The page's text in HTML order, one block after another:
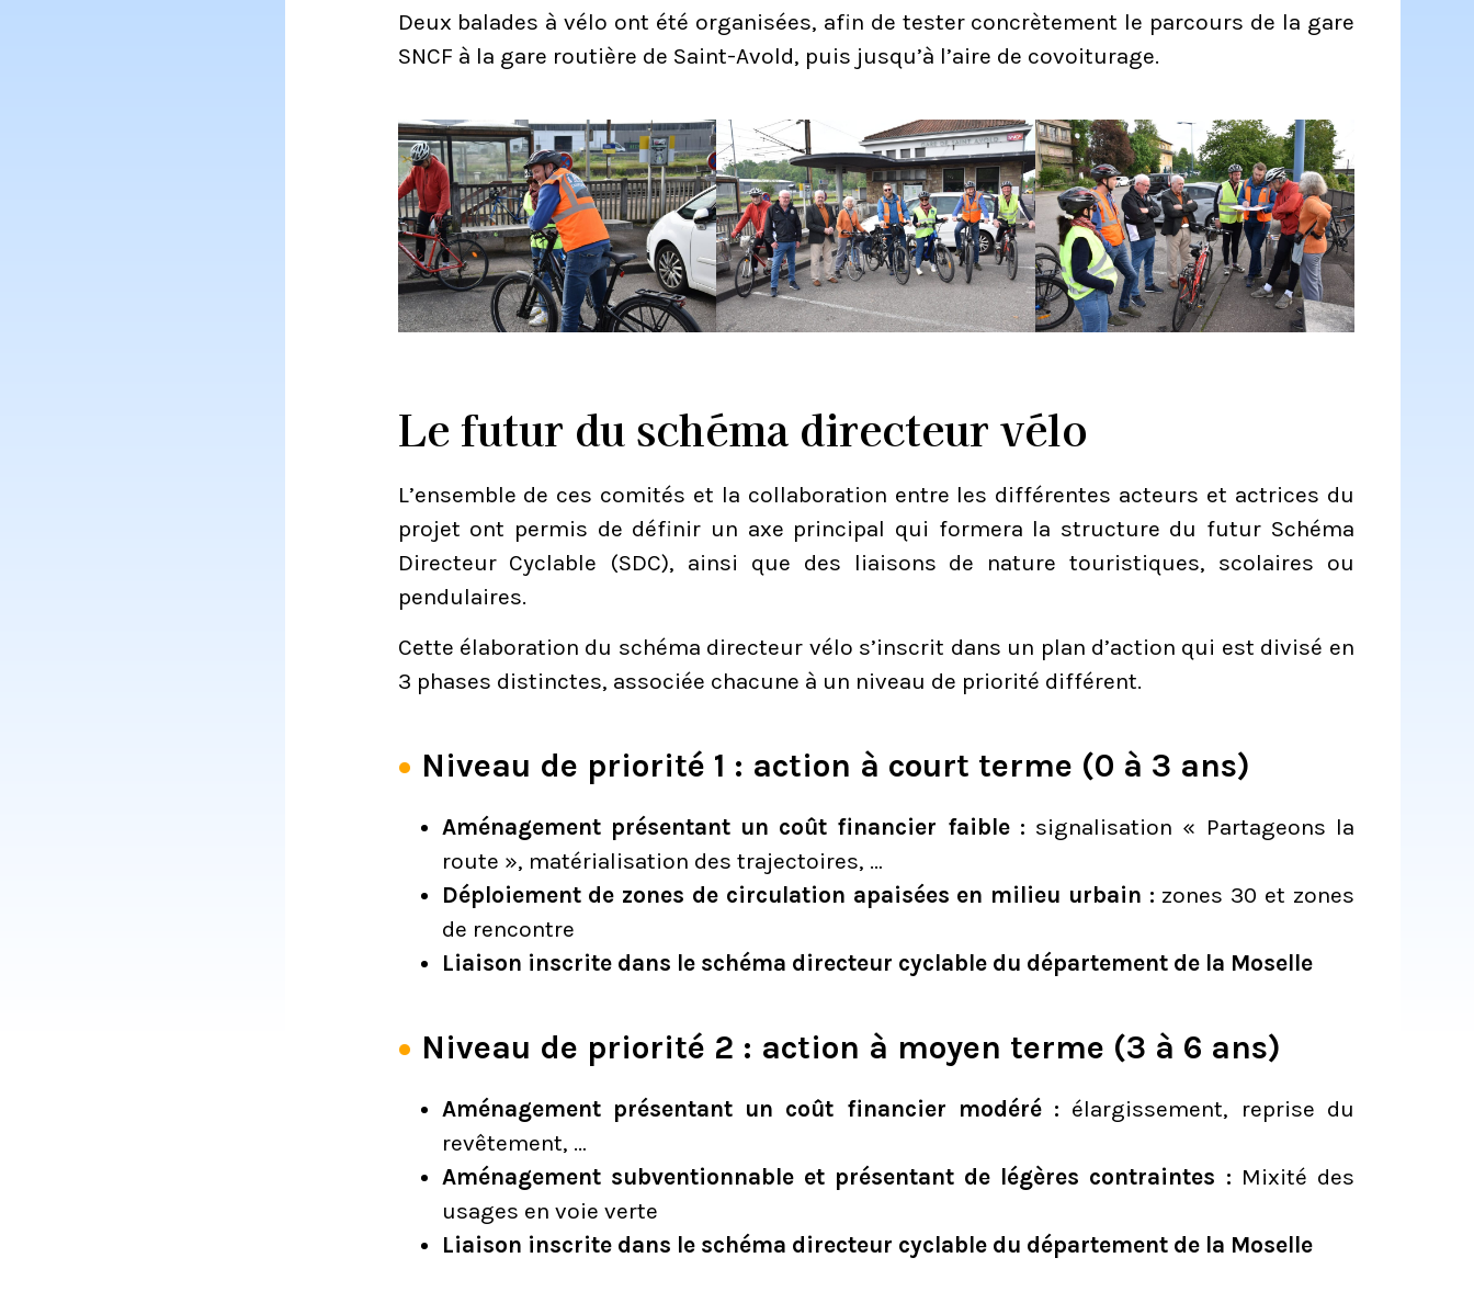
Deux balades à vélo ont été organisées, afin de tester concrètement le parcours de la gare
SNCF à la gare routière de Saint-Avold, puis jusqu’à l’aire de covoiturage.
Le futur du schéma directeur vélo
L’ensemble de ces comités et la collaboration entre les différentes acteurs et actrices du
projet ont permis de définir un axe principal qui formera la structure du futur Schéma
Directeur Cyclable (SDC), ainsi que des liaisons de nature touristiques, scolaires ou
pendulaires.
Cette élaboration du schéma directeur vélo s’inscrit dans un plan d’action qui est divisé en
3 phases distinctes, associée chacune à un niveau de priorité différent.
Niveau de priorité 1 : action à court terme (0 à 3 ans)
Aménagement présentant un coût financier faible : signalisation « Partageons la
route », matérialisation des trajectoires, …
Déploiement de zones de circulation apaisées en milieu urbain : zones 30 et zones
de rencontre
Liaison inscrite dans le schéma directeur cyclable du département de la Moselle
Niveau de priorité 2 : action à moyen terme (3 à 6 ans)
Aménagement présentant un coût financier modéré : élargissement, reprise du
revêtement, …
Aménagement subventionnable et présentant de légères contraintes : Mixité des
usages en voie verte
Liaison inscrite dans le schéma directeur cyclable du département de la Moselle